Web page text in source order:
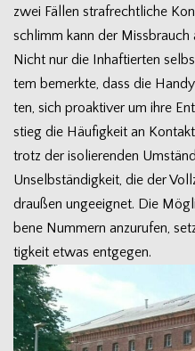
zwei Fäl­len straf­recht­li­che
schlimm kann der Miss­brauch
Nicht nur die Inhaf­tier­ten
tem bemerkte, dass die
ten, sich pro­ak­ti­ver um ihre
stieg die Häu­fig­keit an
trotz der iso­lie­ren­den
Unselb­stän­dig­keit, die der
drau­ßen unge­eig­net. Die
bene Num­mern anzu­ru­fen,
tig­keit etwas entgegen.